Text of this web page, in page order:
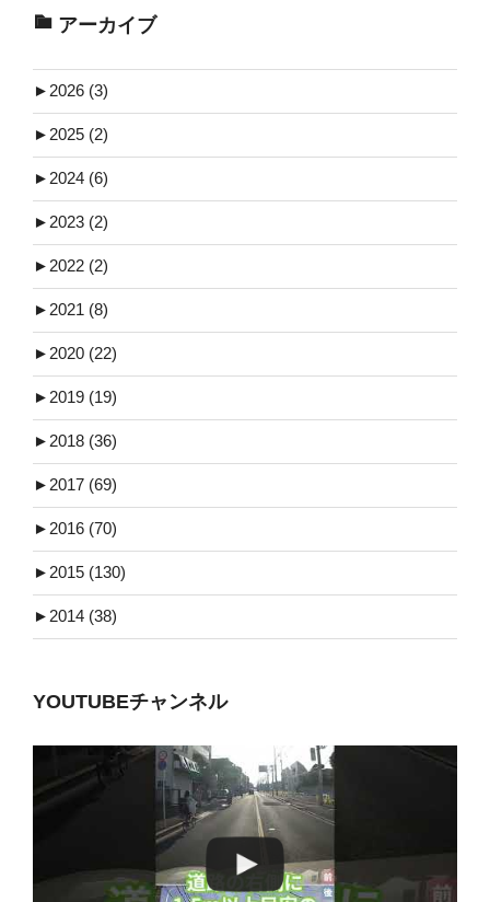
アーカイブ
► 2026 (3)
► 2025 (2)
► 2024 (6)
► 2023 (2)
► 2022 (2)
► 2021 (8)
► 2020 (22)
► 2019 (19)
► 2018 (36)
► 2017 (69)
► 2016 (70)
► 2015 (130)
► 2014 (38)
YOUTUBEチャンネル